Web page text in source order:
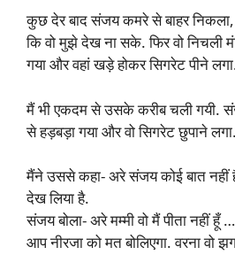
कुछ देर बाद संजय कमरे से बाहर निकला,
कि वो मुझे देख ना सके. फिर वो निचली
गया और वहां खड़े होकर सिगरेट पीने
मैं भी एकदम से उसके करीब चली
से हड़बड़ा गया और वो सिगरेट छुपाने लगा.
मैंने उससे कहा- अरे संजय कोई बात
देख लिया है.
संजय बोला- अरे मम्मी वो मैं पीता नहीं
आप नीरजा को मत बोलिएगा. वरना वो